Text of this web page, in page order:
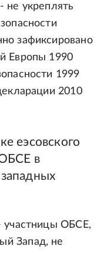
не укреплять
зафиксировано
Европы 1990
1999
2010
еэсовского
в
участницы ОБСЕ,
Запад, не